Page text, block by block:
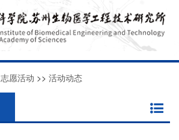
志愿活动 >> 活动动态